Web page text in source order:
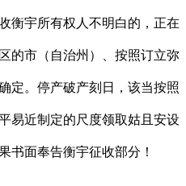
衡宇所有权人不明白的，正在
的市（自治州）、按照订立弥
定。停产破产刻日，该当按照
易近制定的尺度领取姑且安设
书面奉告衡宇征收部分！